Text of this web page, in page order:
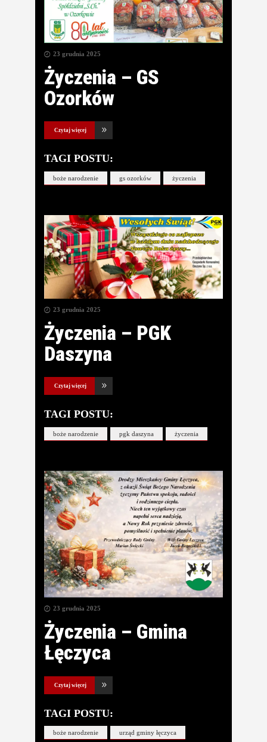
23 grudnia 2025
Życzenia – GS
Ozorków
Czytaj więcej
TAGI POSTU:
boże narodzenie gs ozorków życzenia
23 grudnia 2025
Życzenia – PGK
Daszyna
Czytaj więcej
TAGI POSTU:
boże narodzenie pgk daszyna życzenia
23 grudnia 2025
Życzenia – Gmina
Łęczyca
Czytaj więcej
TAGI POSTU:
boże narodzenie urząd gminy łęczyca